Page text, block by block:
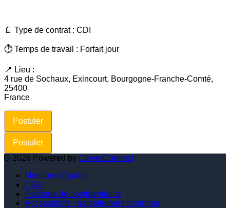
📄 Type de contrat : CDI
⏱ Temps de travail : Forfait jour
📍 Lieu :
4 rue de Sochaux, Exincourt, Bourgogne-Franche-Comté,
25400
France
Postuler
Postuler
© 2026 Powered by CleverConnect
Mentions légales
CGU
Politique de confidentialité
Accessibilité : partiellement conforme